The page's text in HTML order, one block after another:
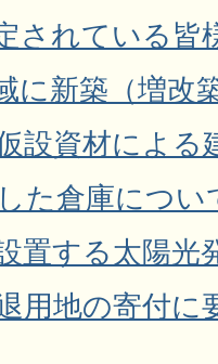
されている皆
に新築（増改
設資材による
た倉庫につい
置する太陽光
用地の寄付に